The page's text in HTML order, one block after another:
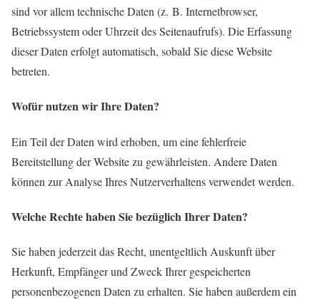
sind vor allem technische Daten (z. B. Internetbrowser,
Betriebssystem oder Uhrzeit des Seitenaufrufs). Die Erfassung
dieser Daten erfolgt automatisch, sobald Sie diese Website
betreten.
Wofür nutzen wir Ihre Daten?
Ein Teil der Daten wird erhoben, um eine fehlerfreie
Bereitstellung der Website zu gewährleisten. Andere Daten
können zur Analyse Ihres Nutzerverhaltens verwendet werden.
Welche Rechte haben Sie bezüglich Ihrer Daten?
Sie haben jederzeit das Recht, unentgeltlich Auskunft über
Herkunft, Empfänger und Zweck Ihrer gespeicherten
personenbezogenen Daten zu erhalten. Sie haben außerdem ein